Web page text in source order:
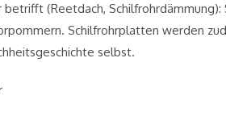
(Reetdach,
Schilfrohrplatten werden
selbst.